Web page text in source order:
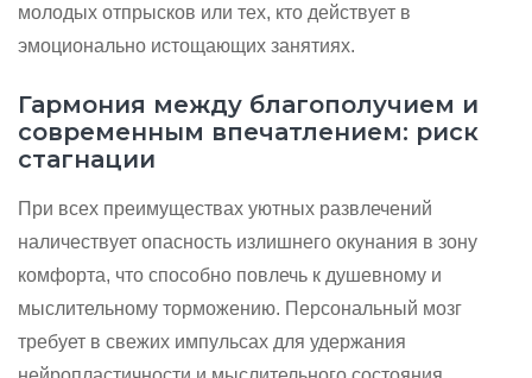
молодых отпрысков или тех, кто действует в
эмоционально истощающих занятиях.
Гармония между благополучием и
современным впечатлением: риск
стагнации
При всех преимуществах уютных развлечений
наличествует опасность излишнего окунания в зону
комфорта, что способно повлечь к душевному и
мыслительному торможению. Персональный мозг
требует в свежих импульсах для удержания